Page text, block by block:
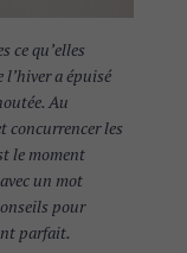
ce qu’elles
a épuisé
Au
concurrencer les
le moment
avec un mot
pour
parfait.